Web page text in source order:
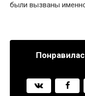
были вызваны